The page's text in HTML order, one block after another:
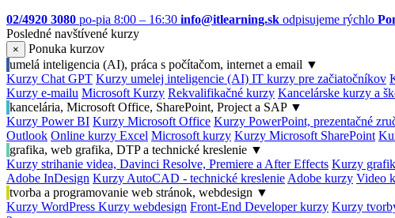
02/4920 3080 po-pia 8:00 – 16:30 info@itlearning.sk odpisujeme rýchlo
Posledné navštívené kurzy
×
Ponuka kurzov
umelá inteligencia (AI), práca s počítačom, internet a email ▼
Kurzy Chat GPT Kurzy umelej inteligencie (AI) IT kurzy pre začiatočníkov
Kurzy e-mailu Microsoft Kurzy Rekvalifikačné kurzy Kancelárske kurzy a
kancelária, Microsoft Office, SharePoint, Project a SAP ▼
Kurzy Power BI Kurzy Microsoft Office Kurzy PowerPoint, prezentačné
Outlook Online kurzy Excel Microsoft kurzy Kurzy Microsoft SharePoint
grafika, web grafika, DTP a technické kreslenie ▼
Kurzy strihanie videa, Davinci Resolve, Premiere a After Effects Kurzy
Adobe InDesign Kurzy AutoCAD - technické kreslenie Adobe kurzy Video
tvorba a programovanie web stránok, webdesign ▼
Kurzy WordPress Kurzy webdesign Front-End Developer kurzy Kurzy